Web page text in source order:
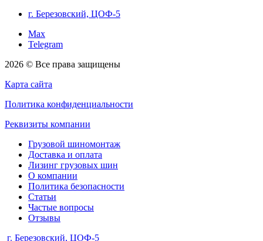
г. Березовский, ЦОФ-5
Max
Telegram
2026 © Все права защищены
Карта сайта
Политика конфиденциальности
Реквизиты компании
Грузовой шиномонтаж
Доставка и оплата
Лизинг грузовых шин
О компании
Политика безопасности
Статьи
Частые вопросы
Отзывы
г. Березовский, ЦОФ-5